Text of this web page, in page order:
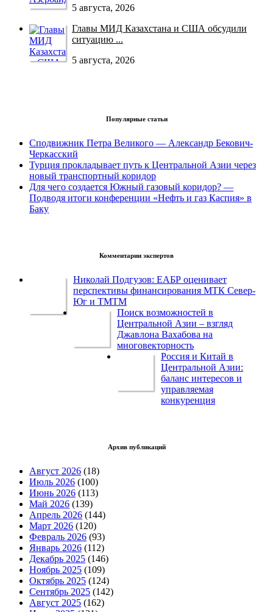
5 августа, 2026
Главы МИД Казахстана и США обсудили
ситуацию ...
5 августа, 2026
Популярные статьи
Сподвижник Петра Великого — Александр Бекович-
Черкасский
Турция прокладывает путь к Центральной Азии через
новый транспортный коридор
Для чего создается Южный газовый коридор? —
Подводя итоги конференции «Нефть и газ Каспия» в
Баку
Комментарии экспертов
Николай Подгузов: ЕАБР оценивает
перспективы финансирования МТК Север-
Юг и ТМТМ
Поиск возможностей в
Центральной Азии – взгляд
Джавлона Вахабова на
многовекторность
Россия и Китай в
Центральной Азии:
баланс интересов и
управляемая
конкуренция
Архив публикаций
Август 2026 (18)
Июль 2026 (100)
Июнь 2026 (113)
Май 2026 (139)
Апрель 2026 (144)
Март 2026 (120)
Февраль 2026 (93)
Январь 2026 (112)
Декабрь 2025 (146)
Ноябрь 2025 (109)
Октябрь 2025 (124)
Сентябрь 2025 (142)
Август 2025 (162)